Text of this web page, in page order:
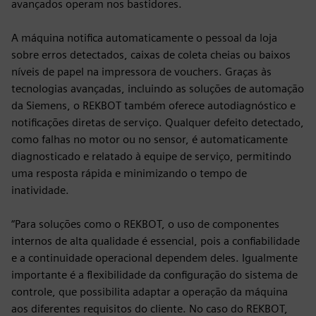
avançados operam nos bastidores.
A máquina notifica automaticamente o pessoal da loja
sobre erros detectados, caixas de coleta cheias ou baixos
níveis de papel na impressora de vouchers. Graças às
tecnologias avançadas, incluindo as soluções de automação
da Siemens, o REKBOT também oferece autodiagnóstico e
notificações diretas de serviço. Qualquer defeito detectado,
como falhas no motor ou no sensor, é automaticamente
diagnosticado e relatado à equipe de serviço, permitindo
uma resposta rápida e minimizando o tempo de
inatividade.
“Para soluções como o REKBOT, o uso de componentes
internos de alta qualidade é essencial, pois a confiabilidade
e a continuidade operacional dependem deles. Igualmente
importante é a flexibilidade da configuração do sistema de
controle, que possibilita adaptar a operação da máquina
aos diferentes requisitos do cliente. No caso do REKBOT,